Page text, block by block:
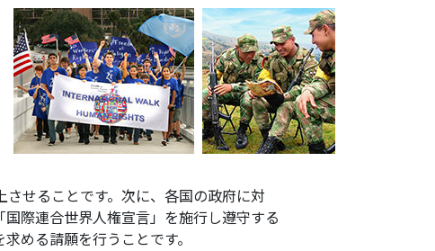
せることです。次に、各国の政府に対
際連合世界人権宣言」を施行し遵守する
める請願を行うことです。